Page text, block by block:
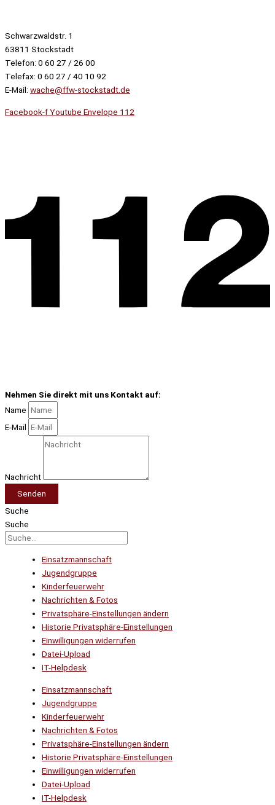
Schwarzwaldstr. 1
63811 Stockstadt
Telefon: 0 60 27 / 26 00
Telefax: 0 60 27 / 40 10 92
E-Mail: wache@ffw-stockstadt.de
Facebook-fYoutube Envelope 112
Nehmen Sie direkt mit uns Kontakt auf:
Name
E-Mail
Nachricht
Senden
Suche
Suche
Einsatzmannschaft
Jugendgruppe
Kinderfeuerwehr
Nachrichten & Fotos
Privatsphäre-Einstellungen ändern
Historie Privatsphäre-Einstellungen
Einwilligungen widerrufen
Datei-Upload
IT-Helpdesk
Einsatzmannschaft
Jugendgruppe
Kinderfeuerwehr
Nachrichten & Fotos
Privatsphäre-Einstellungen ändern
Historie Privatsphäre-Einstellungen
Einwilligungen widerrufen
Datei-Upload
IT-Helpdesk